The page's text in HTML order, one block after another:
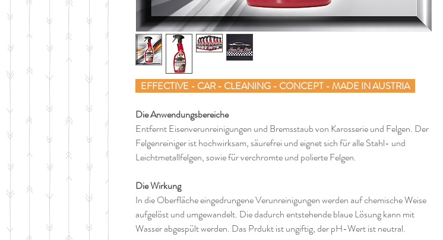
EFFECTIVE - CAR - CLEANING - CONCEPT - MADE IN AUSTRIA
Die Anwendungsbereiche
Entfernt Eisenverunreinigungen und Bremsstaub von Karosserie und Felgen. Der
Felgenreiniger ist hochwirksam, säurefrei und eignet sich für alle Stahl- und
Leichtmetallfelgen, sowie für verchromte und polierte Felgen.
Die Wirkung
In die Oberfläche eingedrungene Verunreinigungen werden auf chemische Weise
aufgelöst und umgewandelt. Die dadurch entstehende blaue Lösung kann mit
Wasser abgespült werden. Das Prdukt ist ungiftig, der pH-Wert ist neutral.